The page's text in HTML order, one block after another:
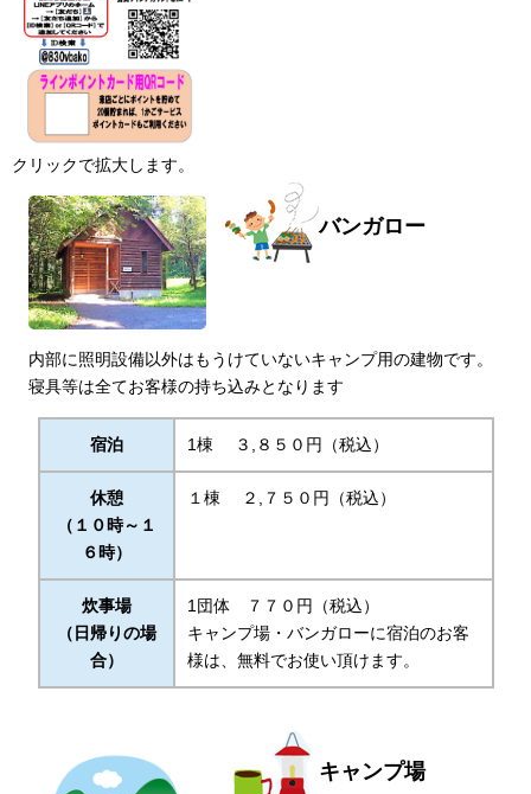
クリックで拡大します。
バンガロー
内部に照明設備以外はもうけていないキャンプ用の建物です。
寝具等は全てお客様の持ち込みとなります
宿泊 1棟 ３,８５０円（税込）
休憩
（１０時～１
６時）
１棟 ２,７５０円（税込）
炊事場
（日帰りの場
合）
1団体 ７７０円（税込）
キャンプ場・バンガローに宿泊のお客
様は、無料でお使い頂けます。
キャンプ場